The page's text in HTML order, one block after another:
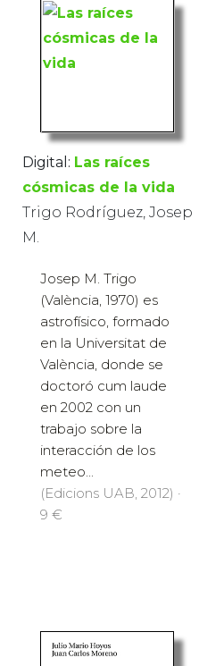
Digital: Las raíces
cósmicas de la vida
Trigo Rodríguez, Josep
M.
Josep M. Trigo
(València, 1970) es
astrofísico, formado
en la Universitat de
València, donde se
doctoró cum laude
en 2002 con un
trabajo sobre la
interacción de los
meteo...
(Edicions UAB, 2012) ·
9 €